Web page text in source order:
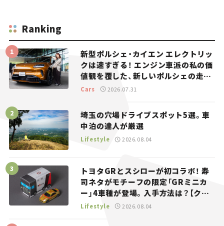
Ranking
新型ポルシェ・カイエン エレクトリッ
クは速すぎる！ エンジン車派の私の価
値観を覆した、新しいポルシェの走
り。
Cars 2026.07.31
埼玉の穴場ドライブスポット5選。車
中泊の達人が厳選
Lifestyle 2026.08.04
トヨタGRとスシローが初コラボ！ 寿
司ネタがモチーフの限定「GRミニカ
ー」4車種が登場。入手方法は？【クル
マとホビー】
Lifestyle 2026.08.04